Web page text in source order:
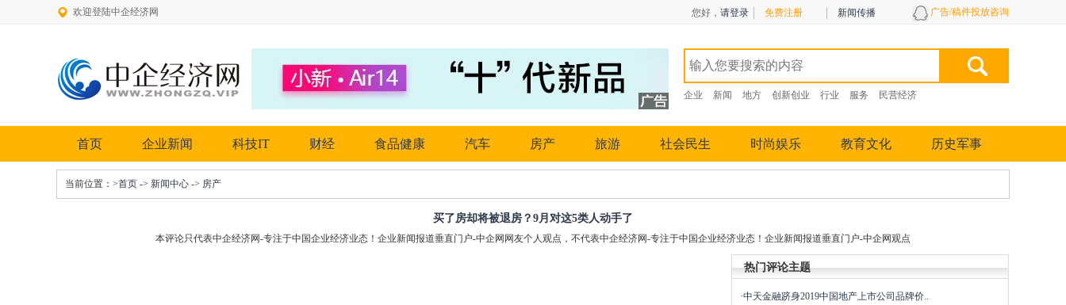
欢迎登陆中企经济网 您好， 请登录 免费注册 新闻传播 广告/稿件投放咨询
企业 新闻 地方 创新创业 行业 服务 民营经济
首页 企业新闻 科技IT 财经 食品健康 汽车 房产 旅游 社会民生 时尚娱乐 教育文化 历史军事
当前位置： >首页 -> 新闻中心 -> 房产
买了房却将被退房？9月对这5类人动手了
本评论只代表中企经济网-专注于中国企业经济业态！企业新闻报道垂直门户-中企网网友个人观点，不代表中企经济网-专注于中国企业经济业态！企业新闻报道垂直门户-中企网观点
热门评论主题
·中天金融跻身2019中国地产上市公司品牌价..